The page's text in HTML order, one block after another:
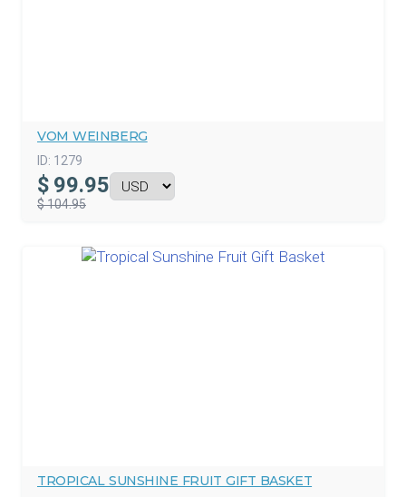
VOM WEINBERG
ID: 1279
$ 99.95
$ 104.95
TROPICAL SUNSHINE FRUIT GIFT BASKET